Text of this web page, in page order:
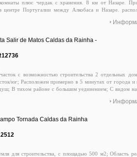
плюс чердак с хранения. 8 км от Назаре.
центре Португалии между Алкобаса и Назаре.
международного аэропорта Лиссабона. Прямой
Salir de Matos Caldas da Rainha -
с возможностью строительства 2 отдельных
юг; Расположен примерно в 5 минутах от города и
В тихом районе с большим уединением; С видом на
на Серебряном побережье, недалеко от Фос-ду-
Аэропорт Синтры и Лиссабона; Агостиньо
Tornada Caldas da Rainha
для строительства, с площадью 500 м2; Область